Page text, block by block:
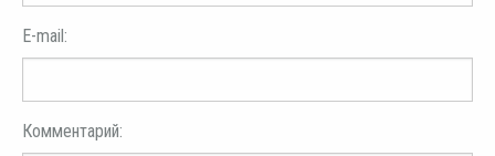
E-mail:
Комментарий: